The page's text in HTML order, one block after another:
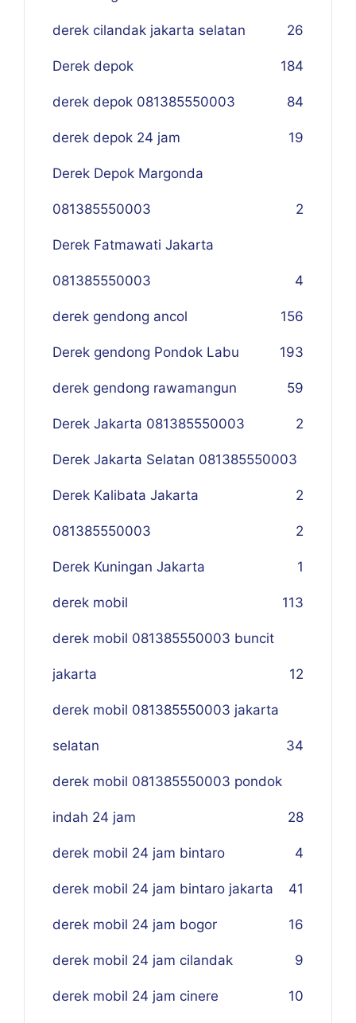
derek cilandak jakarta selatan 26
Derek depok 184
derek depok 081385550003 84
derek depok 24 jam 19
Derek Depok Margonda
081385550003 2
Derek Fatmawati Jakarta
081385550003 4
derek gendong ancol 156
Derek gendong Pondok Labu 193
derek gendong rawamangun 59
Derek Jakarta 081385550003 2
Derek Jakarta Selatan 081385550003
2
Derek Kalibata Jakarta
081385550003 2
Derek Kuningan Jakarta 1
derek mobil 113
derek mobil 081385550003 buncit
jakarta 12
derek mobil 081385550003 jakarta
selatan 34
derek mobil 081385550003 pondok
indah 24 jam 28
derek mobil 24 jam bintaro 4
derek mobil 24 jam bintaro jakarta 41
derek mobil 24 jam bogor 16
derek mobil 24 jam cilandak 9
derek mobil 24 jam cinere 10